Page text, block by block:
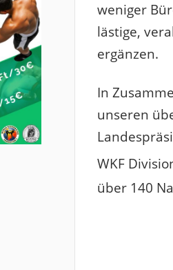
weniger
lästige,
ergänzen.
In
unseren
WKF
über 140